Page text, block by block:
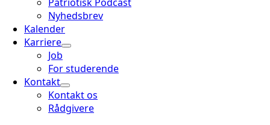
Nyhedsbrev
Kalender
Karriere
Job
For studerende
Kontakt
Kontakt os
Rådgivere